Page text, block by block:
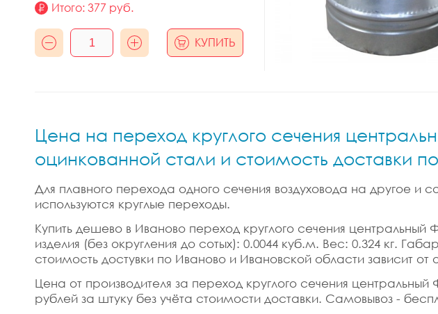
Итого: 377 руб.
КУПИТЬ
Цена на переход круглого сечения
оцинкованной стали и стоимость доставки
Для плавного перехода одного сечения воздуховода на другое и
используются круглые переходы.
Купить дешево в Иваново переход круглого сечения
изделия (без округления до сотых): 0.0044 куб.м. Вес: 0.324 кг.
стоимость достувки по Иваново и Ивановской области зависит от
Цена от производителя за переход круглого сечения
рублей за штуку без учёта стоимости доставки. Самовывоз -